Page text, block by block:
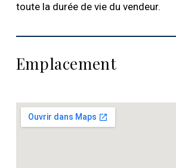
toute la durée de vie du vendeur.
Emplacement